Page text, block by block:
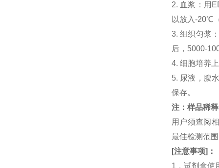
2. 血浆：用
以放入-20℃
3. 组织匀浆
后，5000-
4. 细胞培养
5. 尿液，腹
保存。
注：样品稀
用户须查阅
最佳检测范
[注意事项] ：
1．试剂盒使